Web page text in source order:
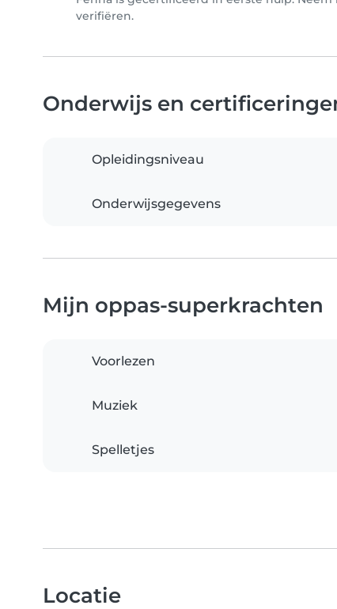
verifiëren.
Onderwijs en
Opleidingsniveau
Onderwijsgegevens
Mijn oppas-superkrachten
Voorlezen
Muziek
Spelletjes
Locatie